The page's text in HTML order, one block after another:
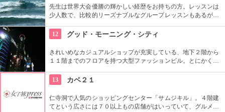
先生は世界大会優勝の輝かしい経歴をお持ちの方。レッスンは
少人数で、比較的リーズナブルなグループレッスンもあるが、
心者の方も基本動作からきちんと学んで、いざ海へ！
12 グッド・モーニング・シティ
きれいめなカジュアルショップが充実している、地下２階から
１１階までのフロアを持つ大型ファッションビル。とにかく品
はフードコートになっているので、休憩しながらも出来て
Good！９階から１１階には映画館も入っているので、韓国語
での映画も楽しめます。
13 カベ２１
仁寺洞で人気のショッピングセンター「サムジキル」。４階建
てという広さには７０以上もの店舗がはいっていて、グルメや